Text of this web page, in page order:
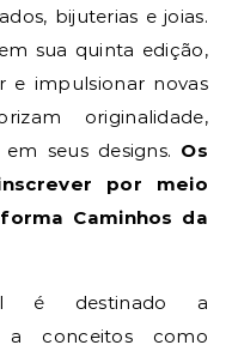
bijuterias e joias.
sua quinta edição,
e impulsionar novas
originalidade,
seus designs. Os
por meio
Caminhos da
é destinado a
a conceitos como